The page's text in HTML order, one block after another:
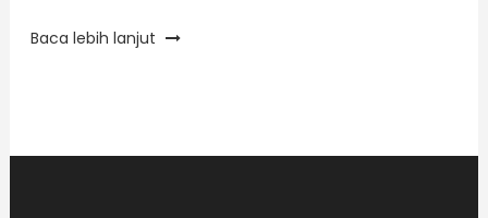
Baca lebih lanjut